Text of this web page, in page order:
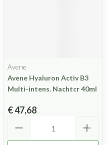
Avene
Avene Hyaluron Activ B3
Multi-intens. Nachtcr 40ml
€ 47,68